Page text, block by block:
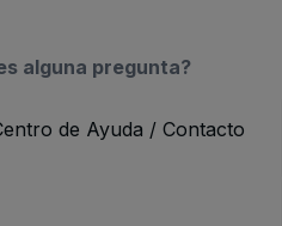
alguna pregunta?
de Ayuda / Contacto